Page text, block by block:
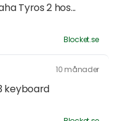
Tyros 2 hos...
Blocket.se
10 månader
keyboard